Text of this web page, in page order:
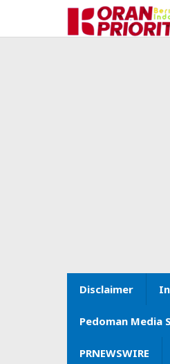
konten
Disclaimer
Pedoman Media
PRNEWSWIRE